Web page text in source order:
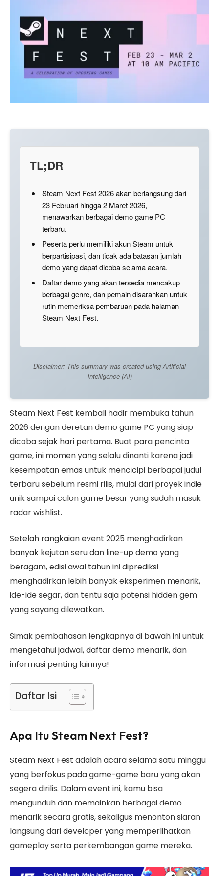
TL;DR
Steam Next Fest 2026 akan berlangsung dari
23 Februari hingga 2 Maret 2026,
menawarkan berbagai demo game PC
terbaru.
Peserta perlu memiliki akun Steam untuk
berpartisipasi, dan tidak ada batasan jumlah
demo yang dapat dicoba selama acara.
Daftar demo yang akan tersedia mencakup
berbagai genre, dan pemain disarankan untuk
rutin memeriksa pembaruan pada halaman
Steam Next Fest.
Disclaimer: This summary was created using Artificial
Intelligence (AI)
Steam Next Fest kembali hadir membuka tahun
2026 dengan deretan demo game PC yang siap
dicoba sejak hari pertama. Buat para pencinta
game, ini momen yang selalu dinanti karena jadi
kesempatan emas untuk mencicipi berbagai judul
terbaru sebelum resmi rilis, mulai dari proyek indie
unik sampai calon game besar yang sudah masuk
radar wishlist.
Setelah rangkaian event 2025 menghadirkan
banyak kejutan seru dan line-up demo yang
beragam, edisi awal tahun ini diprediksi
menghadirkan lebih banyak eksperimen menarik,
ide-ide segar, dan tentu saja potensi hidden gem
yang sayang dilewatkan.
Simak pembahasan lengkapnya di bawah ini untuk
mengetahui jadwal, daftar demo menarik, dan
informasi penting lainnya!
Daftar Isi
Apa Itu Steam Next Fest?
Steam Next Fest adalah acara selama satu minggu
yang berfokus pada game-game baru yang akan
segera dirilis. Dalam event ini, kamu bisa
mengunduh dan memainkan berbagai demo
menarik secara gratis, sekaligus menonton siaran
langsung dari developer yang memperlihatkan
gameplay serta perkembangan game mereka.